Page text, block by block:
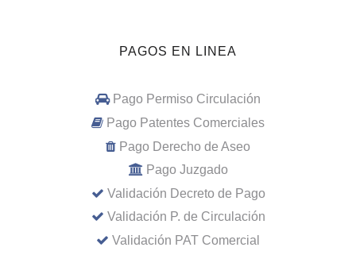
PAGOS EN LINEA
Pago Permiso Circulación
Pago Patentes Comerciales
Pago Derecho de Aseo
Pago Juzgado
Validación Decreto de Pago
Validación P. de Circulación
Validación PAT Comercial